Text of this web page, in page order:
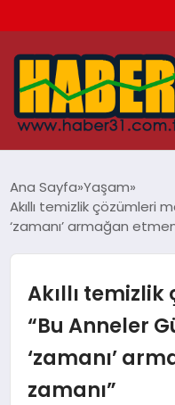
HATAY
GÜNDEM
Ana Sayfa Yaşam
Akıllı temizlik çözümleri
‘zamanı’ armağan
Akıllı
“Bu Anneler
‘zamanı’
zamanı”